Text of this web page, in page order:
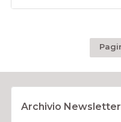
Archivio Newsletter